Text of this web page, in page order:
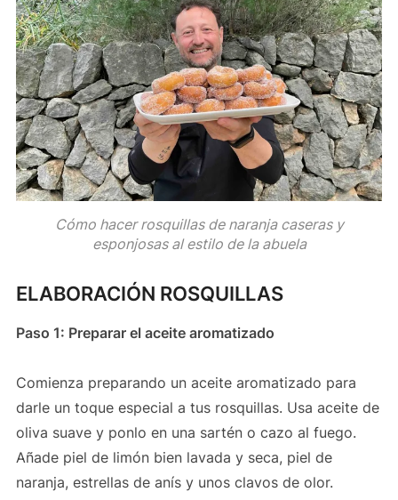
Cómo hacer rosquillas de naranja caseras y
esponjosas al estilo de la abuela
ELABORACIÓN ROSQUILLAS
Paso 1: Preparar el aceite aromatizado
Comienza preparando un aceite aromatizado para
darle un toque especial a tus rosquillas. Usa aceite de
oliva suave y ponlo en una sartén o cazo al fuego.
Añade piel de limón bien lavada y seca, piel de
naranja, estrellas de anís y unos clavos de olor.